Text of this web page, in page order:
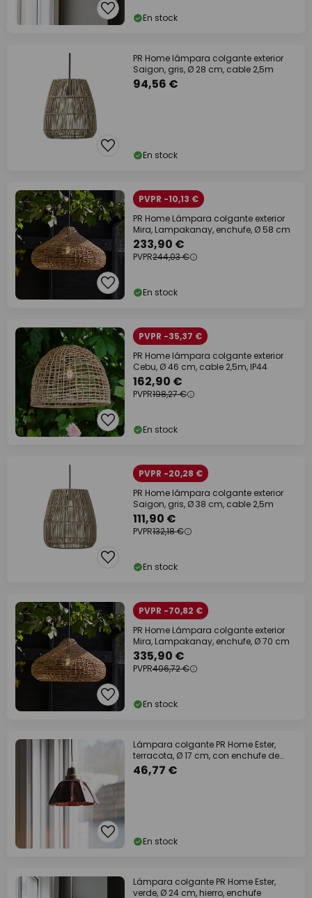
En stock
PR Home lámpara colgante exterior
Saigon, gris, Ø 28 cm, cable 2,5m
94,56 €
En stock
PVPR -10,13 €
PR Home Lámpara colgante exterior
Mira, Lampakanay, enchufe, Ø 58 cm
233,90 €
PVPR244,03 €
En stock
PVPR -35,37 €
PR Home lámpara colgante exterior
Cebu, Ø 46 cm, cable 2,5m, IP44
162,90 €
PVPR198,27 €
En stock
PVPR -20,28 €
PR Home lámpara colgante exterior
Saigon, gris, Ø 38 cm, cable 2,5m
111,90 €
PVPR132,18 €
En stock
PVPR -70,82 €
PR Home Lámpara colgante exterior
Mira, Lampakanay, enchufe, Ø 70 cm
335,90 €
PVPR406,72 €
En stock
Lámpara colgante PR Home Ester,
terracota, Ø 17 cm, con enchufe de
hierro
46,77 €
En stock
Lámpara colgante PR Home Ester,
verde, Ø 24 cm, hierro, enchufe